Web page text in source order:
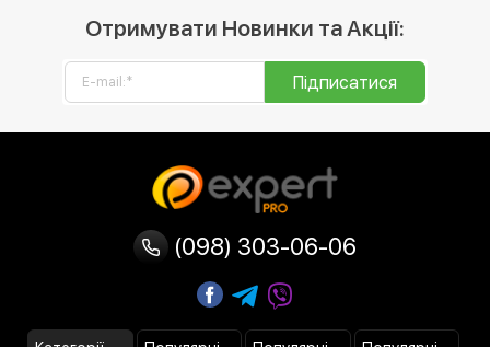
Отримувати Новинки та Акції:
Підписатися
(098) 303-06-06